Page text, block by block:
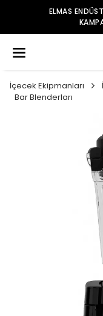
ELMAS
İçecek Ekipmanları
Bar Blenderları